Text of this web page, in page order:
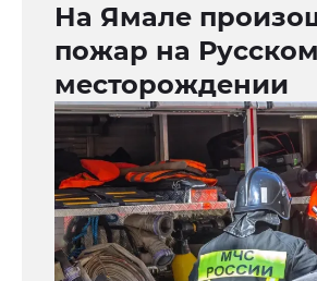
На Ямале
пожар на Русском
месторождении